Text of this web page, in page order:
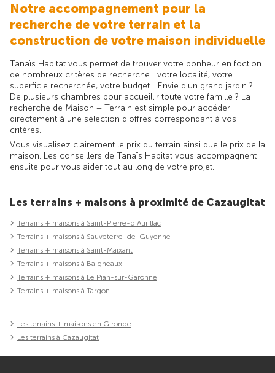
Notre accompagnement pour la
recherche de votre terrain et la
construction de votre maison individuelle
Tanaïs Habitat vous permet de trouver votre bonheur en foction
de nombreux critères de recherche : votre localité, votre
superficie recherchée, votre budget... Envie d'un grand jardin ?
De plusieurs chambres pour accueillir toute votre famille ? La
recherche de Maison + Terrain est simple pour accéder
directement à une sélection d'offres correspondant à vos
critères.
Vous visualisez clairement le prix du terrain ainsi que le prix de la
maison. Les conseillers de Tanaïs Habitat vous accompagnent
ensuite pour vous aider tout au long de votre projet.
Les terrains + maisons à proximité de Cazaugitat
Terrains + maisons à Saint-Pierre-d'Aurillac
Terrains + maisons à Sauveterre-de-Guyenne
Terrains + maisons à Saint-Maixant
Terrains + maisons à Baigneaux
Terrains + maisons à Le Pian-sur-Garonne
Terrains + maisons à Targon
Les terrains + maisons en Gironde
Les terrains à Cazaugitat